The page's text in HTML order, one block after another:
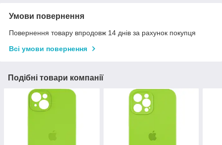
Умови повернення
Повернення товару впродовж 14 днів за рахунок покупця
Всі умови повернення
Подібні товари компанії